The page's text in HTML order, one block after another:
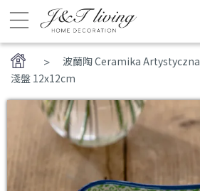
波蘭陶 Ceramika Artystyczna
淺盤 12x12cm